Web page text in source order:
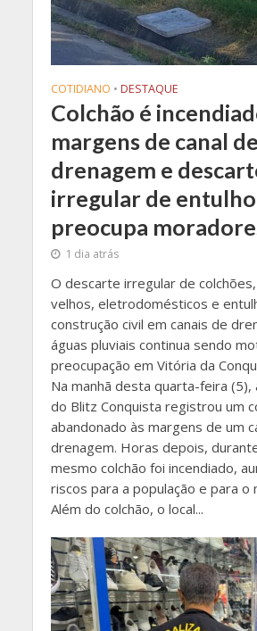
COTIDIANO • DESTAQUE
Colchão é
margens de canal de
drenagem e
irregular de entulho
preocupa
1 dia atrás
O descarte irregular de
velhos, eletrodomésticos e
construção civil em canais de
águas pluviais continua sendo
preocupação em Vitória da
Na manhã desta quarta-feira
do Blitz Conquista registrou um
abandonado às margens de um
drenagem. Horas depois,
mesmo colchão foi incendiado,
riscos para a população e para o
Além do colchão, o local...